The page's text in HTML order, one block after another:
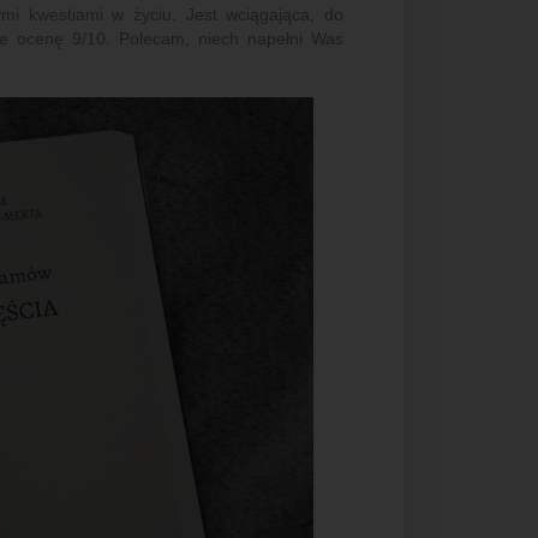
kwestiami w życiu. Jest wciągająca, do
9/10. Polecam, niech napełni Was